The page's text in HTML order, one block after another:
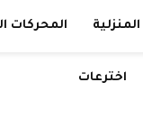
المحركات
اخترعات